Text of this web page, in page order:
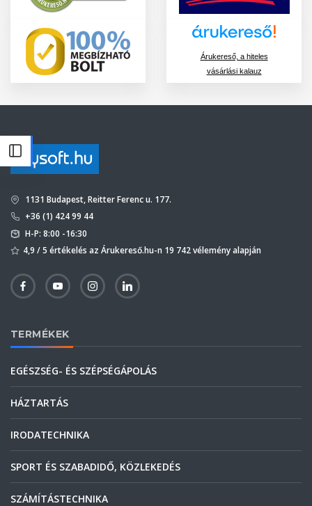
Árukereső, a hiteles
vásárlási kalauz
1131 Budapest, Reitter Ferenc u. 177.
+36 (1) 424 99 44
H-P: 8:00 -16:30
4,9 / 5 értékelés az Árukereső.hu-n 19 742 vélemény alapján
TERMÉKEK
EGÉSZSÉG- ÉS SZÉPSÉGÁPOLÁS
HÁZTARTÁS
IRODATECHNIKA
SPORT ÉS SZABADIDŐ, KÖZLEKEDÉS
SZÁMÍTÁSTECHNIKA